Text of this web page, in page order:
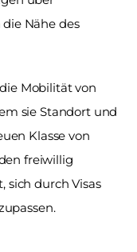
Nähe des
Mobilität von
sie Standort und
Klasse von
freiwillig
sich durch Visas